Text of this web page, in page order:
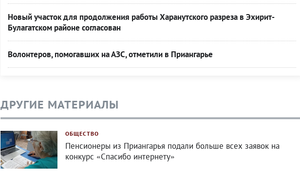
Новый участок для продолжения работы Харанутского разреза в Эхирит-
Булагатском районе согласован
Волонтеров, помогавших на АЗС, отметили в Приангарье
ДРУГИЕ МАТЕРИАЛЫ
ОБЩЕСТВО
Пенсионеры из Приангарья подали больше всех заявок на
конкурс «Спасибо интернету»